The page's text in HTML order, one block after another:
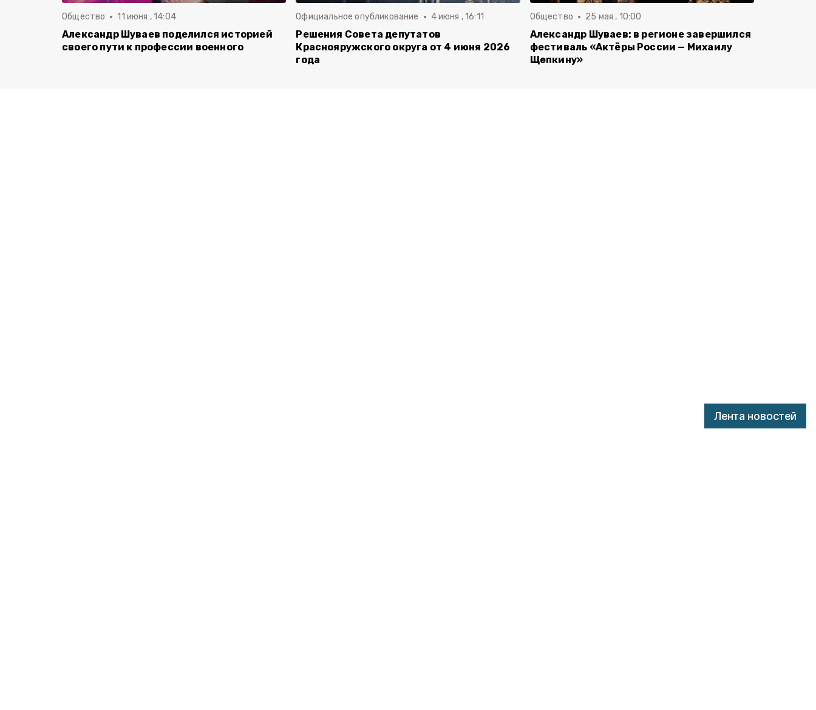
Лента новостей
Общество 11 июня , 14:04
Александр Шуваев поделился историей
своего пути к профессии военного
Официальное опубликование 4 июня , 16:11
Решения Совета депутатов
Краснояружского округа от 4 июня 2026
года
Общество 25 мая , 10:00
Александр Шуваев: в регионе завершился
фестиваль «Актёры России — Михаилу
Щепкину»